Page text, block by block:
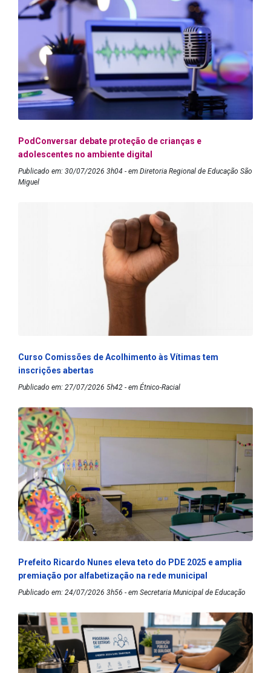
PodConversar debate proteção de crianças e
adolescentes no ambiente digital
Publicado em: 30/07/2026 3h04 - em Diretoria Regional de Educação São
Miguel
Curso Comissões de Acolhimento às Vítimas tem
inscrições abertas
Publicado em: 27/07/2026 5h42 - em Étnico-Racial
Prefeito Ricardo Nunes eleva teto do PDE 2025 e amplia
premiação por alfabetização na rede municipal
Publicado em: 24/07/2026 3h56 - em Secretaria Municipal de Educação